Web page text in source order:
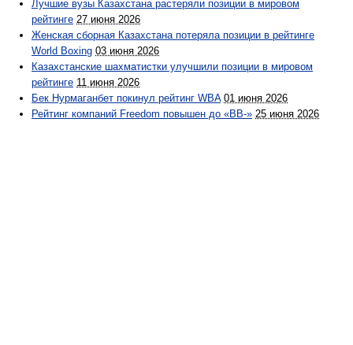
Лучшие вузы Казахстана растеряли позиции в мировом
рейтинге 27 июня 2026
Женская сборная Казахстана потеряла позиции в рейтинге
World Boxing 03 июня 2026
Казахстанские шахматистки улучшили позиции в мировом
рейтинге 11 июня 2026
Бек Нурмаганбет покинул рейтинг WBA 01 июня 2026
Рейтинг компаний Freedom повышен до «ВВ-» 25 июня 2026